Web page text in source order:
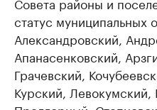
статус муниципальных
Александровский,
Апанасенковский,
Грачевский,
Курский, Левокумский,